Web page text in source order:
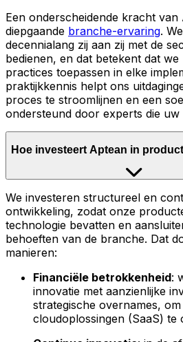
Een onderscheidende kracht van
diepgaande branche-ervaring.
decennialang zij aan zij met de
bedienen, en dat betekent dat
practices toepassen in elke
praktijkkennis helpt ons
proces te stroomlijnen en een
ondersteund door experts die uw
Hoe investeert Aptean in
We investeren structureel en
ontwikkeling, zodat onze
technologie bevatten en
behoeften van de branche. Dat
manieren:
Financiële betrokkenheid:
innovatie met aanzienlijke
strategische overnames,
cloudoplossingen (SaaS) te